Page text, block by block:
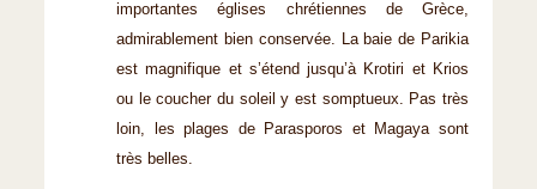
importantes églises chrétiennes de Grèce,
admirablement bien conservée. La baie de Parikia
est magnifique et s’étend jusqu’à Krotiri et Krios
ou le coucher du soleil y est somptueux. Pas très
loin, les plages de Parasporos et Magaya sont
très belles.